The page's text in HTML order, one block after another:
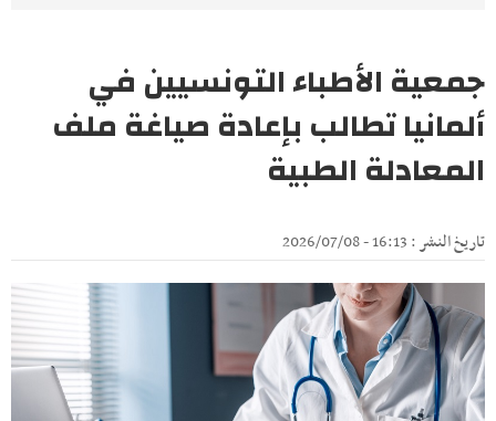
جمعية الأطباء التونسيين في
ألمانيا تطالب بإعادة صياغة ملف
المعادلة الطبية
تاريخ النشر : 16:13 - 2026/07/08